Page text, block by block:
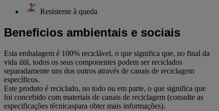
Resistente à queda
Beneficios ambientais e sociais
Esta embalagem é 100% reciclável, o que significa que, no final da
vida útil, todos os seus componentes podem ser reciclados
separadamente uns dos outros através de canais de reciclagem
específicos.
Este produto é reciclado, no todo ou em parte, o que significa que
foi concebido com materiais de canais de reciclagem (consulte as
especificações técnicaspara obter mais informações).